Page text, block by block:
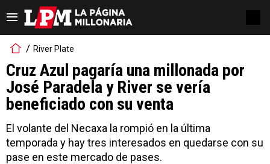
River Plate
Cruz Azul pagaría una millonada por
José Paradela y River se vería
beneficiado con su venta
El volante del Necaxa la rompió en la última
temporada y hay tres interesados en quedarse con su
pase en este mercado de pases.